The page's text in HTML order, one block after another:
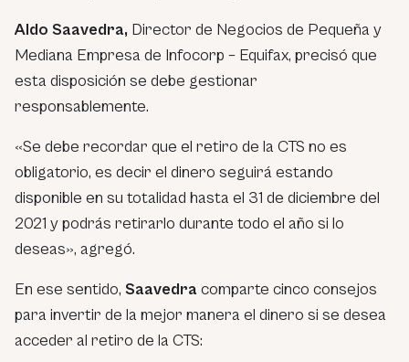
Aldo Saavedra, Director de Negocios de Pequeña y
Mediana Empresa de Infocorp – Equifax, precisó que
esta disposición se debe gestionar
responsablemente.
«Se debe recordar que el retiro de la CTS no es
obligatorio, es decir el dinero seguirá estando
disponible en su totalidad hasta el 31 de diciembre del
2021 y podrás retirarlo durante todo el año si lo
deseas», agregó.
En ese sentido, Saavedra comparte cinco consejos
para invertir de la mejor manera el dinero si se desea
acceder al retiro de la CTS: